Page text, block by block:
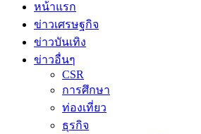
หน้าแรก
ข่าวเศรษฐกิจ
ข่าวบันเทิง
ข่าวอื่นๆ
CSR
การศึกษา
ท่องเที่ยว
ธุรกิจ